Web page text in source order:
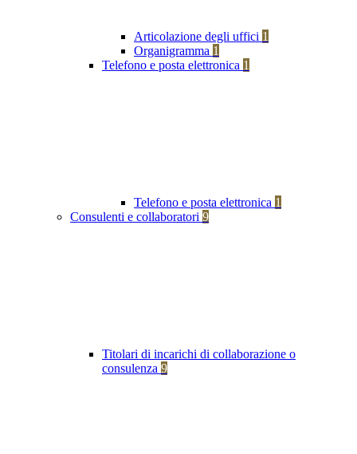
Articolazione degli uffici 1
Organigramma 1
Telefono e posta elettronica 1
Telefono e posta elettronica 1
Consulenti e collaboratori 9
Titolari di incarichi di collaborazione o
consulenza 9